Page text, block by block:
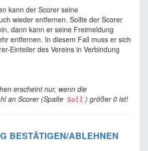
kann der Scorer seine
wieder entfernen. Sollte der Scorer
dann kann er seine Freimeldung
entfernen. In diesem Fall muss er sich
Einteiler des Vereins in Verbindung
erscheint nur, wenn die
an Scorer (Spalte Soll ) größer 0 ist!
BESTÄTIGEN/ABLEHNEN